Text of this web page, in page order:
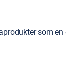
som en